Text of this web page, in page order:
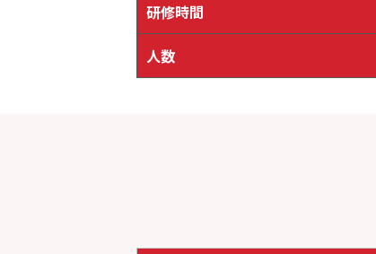
研修時間
人数